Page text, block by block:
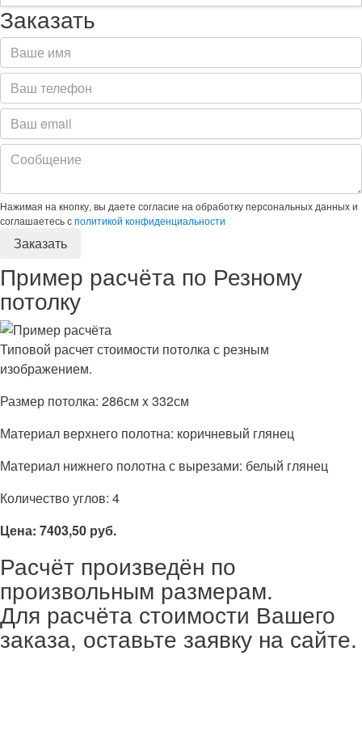
Заказать
Нажимая на кнопку, вы даете согласие на обработку персональных данных и
соглашаетесь сполитикой конфиденциальности
Пример расчёта по Резному
потолку
Типовой расчет стоимости потолка с резным
изображением.
Размер потолка: 286см x 332см
Материал верхнего полотна: коричневый глянец
Материал нижнего полотна с вырезами: белый глянец
Количество углов: 4
Цена: 7403,50 руб.
Расчёт произведён по
произвольным размерам.
Для расчёта стоимости Вашего
заказа, оставьте заявку на сайте.